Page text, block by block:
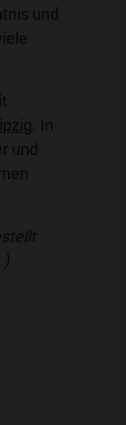
und
. In
und
.)